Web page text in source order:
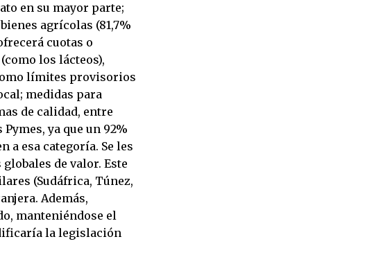
en su mayor parte;
agrícolas (81,7%
cuotas o
los lácteos),
límites provisorios
medidas para
de calidad, entre
ya que un 92%
a esa categoría. Se les
de valor. Este
(Sudáfrica, Túnez,
Además,
manteniéndose el
la legislación